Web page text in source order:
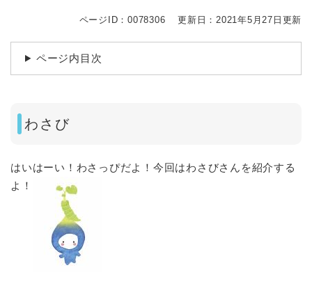
ページID：0078306 更新日：2021年5月27日更新
ページ内目次
わさび
はいはーい！わさっぴだよ！今回はわさびさんを紹介する
よ！